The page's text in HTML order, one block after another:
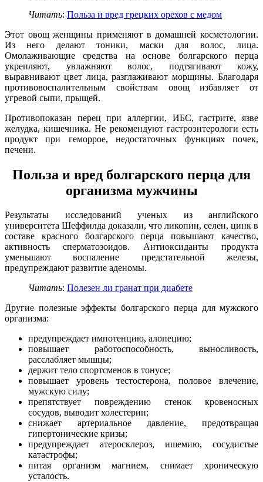
Читать: Польза и вред грецких орехов с медом
Этот овощ женщины применяют в домашней косметологии.
Из него делают тоники, маски для волос, лица.
Омолаживающие средства на основе болгарского перца
укрепляют, увлажняют волос, подтягивают кожу,
выравнивают цвет лица, разглаживают морщины. Благодаря
противовоспалительным свойствам овощ избавляет от
угревой сыпи, прыщей.
Противопоказан перец при аллергии, ИБС, гастрите, язве
желудка, кишечника. Не рекомендуют гастроэнтерологи есть
продукт при геморрое, недостаточных функциях почек,
печени.
Польза и вред болгарского перца для
организма мужчины
Результаты исследований ученых из английского
университета Шеффилда доказали, что ликопин, селен, цинк в
составе красного болгарского перца повышают качество,
активность сперматозоидов. Антиоксиданты продукта
уменьшают воспаление предстательной железы,
предупреждают развитие аденомы.
Читать: Полезен ли гранат при диабете
Другие полезные эффекты болгарского перца для мужского
организма:
предупреждает импотенцию, алопецию;
повышает работоспособность, выносливость,
расслабляет мышцы;
держит тело спортсменов в тонусе;
повышает уровень тестостерона, половое влечение,
мужскую силу;
препятствует повреждению стенок кровеносных
сосудов, выводит холестерин;
снижает артериальное давление, предотвращая
гипертонические кризы;
предупреждает атеросклероз, ишемию, сосудистые
катастрофы;
питая организм магнием, снимает хроническую
усталость.